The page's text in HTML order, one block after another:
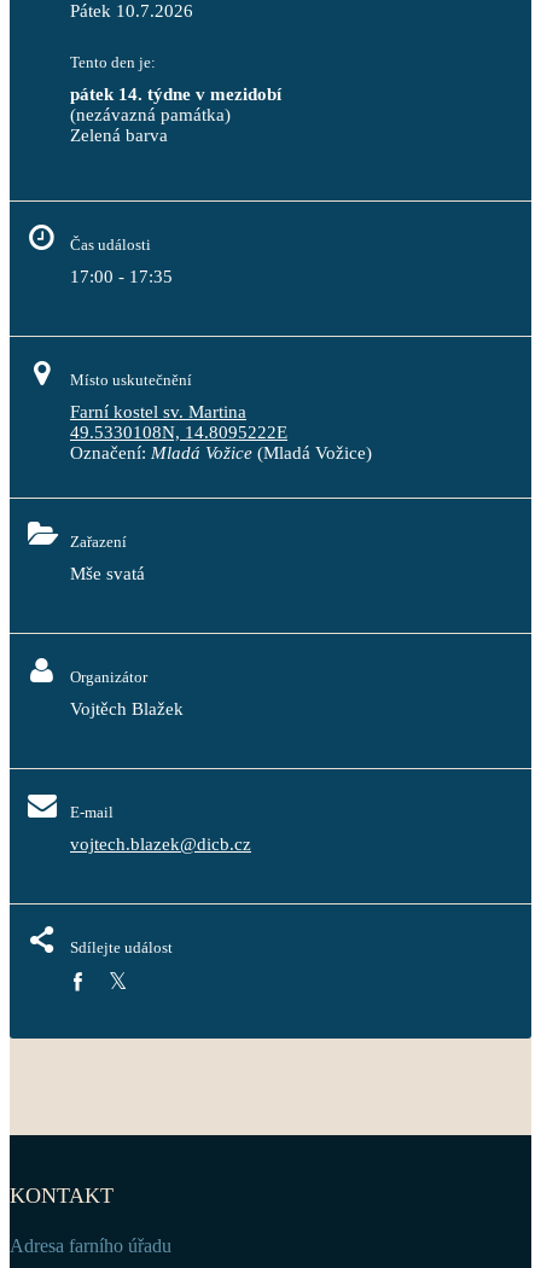
Pátek 10.7.2026
Tento den je:
pátek 14. týdne v mezidobí
(nezávazná památka)
Zelená barva
Čas události
17:00 - 17:35
Místo uskutečnění
Farní kostel sv. Martina
49.5330108N, 14.8095222E
Označení: Mladá Vožice (Mladá Vožice)
Zařazení
Mše svatá
Organizátor
Vojtěch Blažek
E-mail
vojtech.blazek@dicb.cz
Sdílejte událost
KONTAKT
Adresa farního úřadu